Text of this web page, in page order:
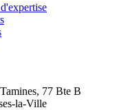
77 Bte B
la-Ville